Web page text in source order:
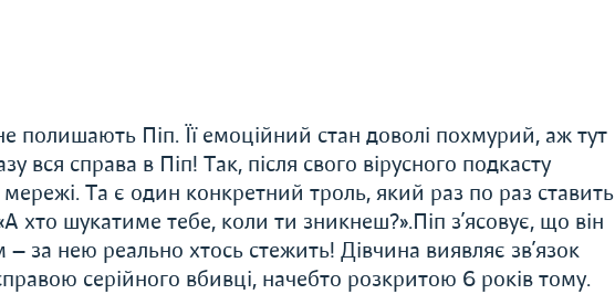
полишають Піп. Її емоційний стан доволі похмурий, аж тут
вся справа в Піп! Так, після свого вірусного подкасту
Та є один конкретний троль, який раз по раз ставить
хто шукатиме тебе, коли ти зникнеш?».Піп з’ясовує, що він
за нею реально хтось стежить! Дівчина виявляє зв’язок
серійного вбивці, начебто розкритою 6 років тому.